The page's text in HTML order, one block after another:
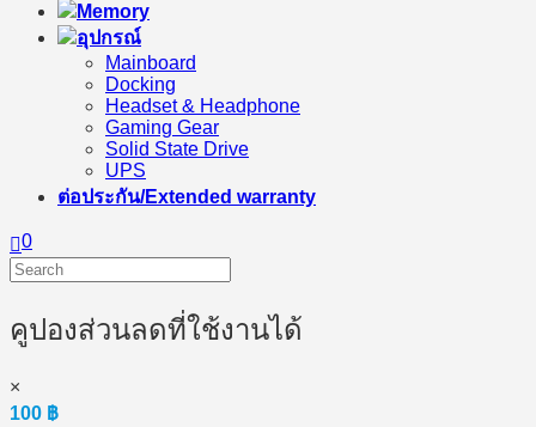
Memory
อุปกรณ์
Mainboard
Docking
Headset & Headphone
Gaming Gear
Solid State Drive
UPS
ต่อประกัน/Extended warranty
0
คูปองส่วนลดที่ใช้งานได้
×
100 ฿